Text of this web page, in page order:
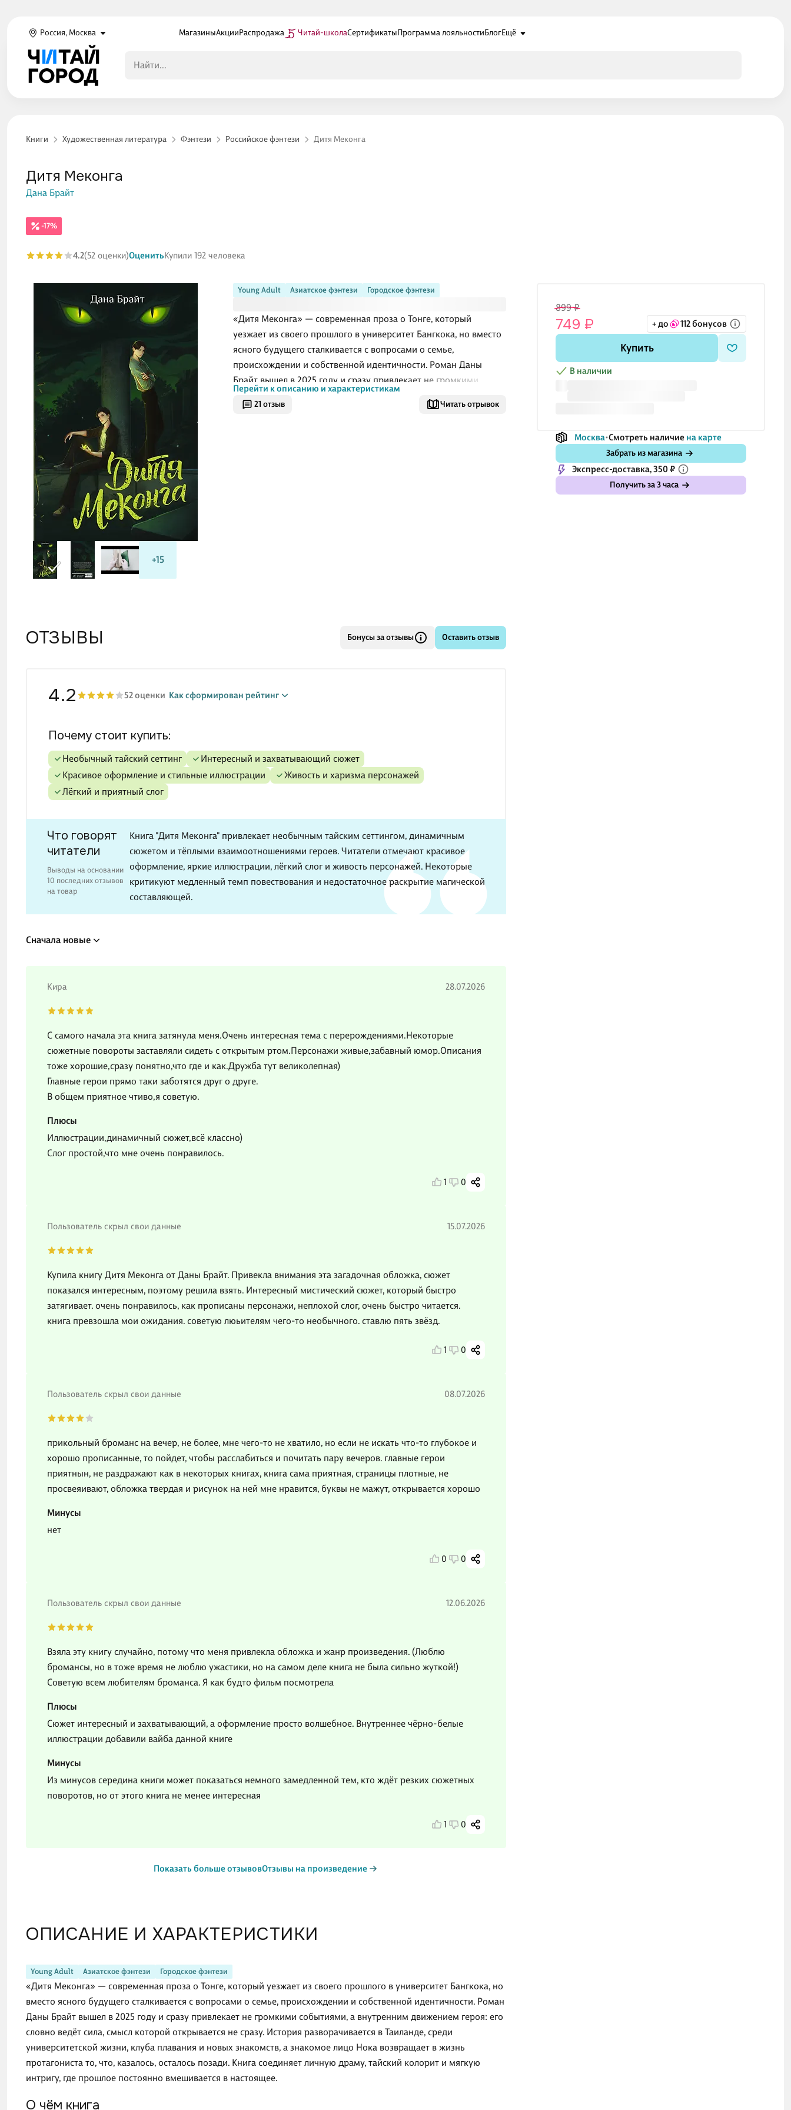
Россия, Москва МагазиныАкцииРаспродажа Читай-школаСертификатыПрограмма лояльностиБлогЕщё
Книги Художественная литература Фэнтези Российское фэнтези Дитя Меконга
+15
21 отзыв Читать отрывок
Young Adult Азиатское фэнтези Городское фэнтези
«Дитя Меконга» — современная проза о Тонге, который
уезжает из своего прошлого в университет Бангкока, но вместо
ясного будущего сталкивается с вопросами о семье,
происхождении и собственной идентичности. Роман Даны
Брайт вышел в 2025 году и сразу привлекает не громкими
событиями, а внутренним движением героя: его словно ведёт
сила, смысл которой открывается не сразу. История
Перейти к описанию и характеристикам
-17%
Дитя Меконга
Дана Брайт
4.2(52 оценки)ОценитьКупили 192 человека
899 ₽
749 ₽ + до 112 бонусов
Купить
В наличии
Москва Смотреть наличие на карте
Забрать из магазина
Экспресс-доставка, 350 ₽
Получить за 3 часа
ОПИСАНИЕ И ХАРАКТЕРИСТИКИ
Young Adult Азиатское фэнтези Городское фэнтези
«Дитя Меконга» — современная проза о Тонге, который уезжает из своего прошлого в университет Бангкока, но
вместо ясного будущего сталкивается с вопросами о семье, происхождении и собственной идентичности. Роман
Даны Брайт вышел в 2025 году и сразу привлекает не громкими событиями, а внутренним движением героя: его
словно ведёт сила, смысл которой открывается не сразу. История разворачивается в Таиланде, среди
университетской жизни, клуба плавания и новых знакомств, а знакомое лицо Нока возвращает в жизнь
протагониста то, что, казалось, осталось позади. Книга соединяет личную драму, тайский колорит и мягкую
интригу, где прошлое постоянно вмешивается в настоящее.
О чём книга
ОТЗЫВЫ Бонусы за отзывы Оставить отзыв
4.2 52 оценки Как сформирован рейтинг
Почему стоит купить:
Необычный тайский сеттинг
Интересный и захватывающий сюжет
Красивое оформление и стильные иллюстрации
Живость и харизма персонажей
Лёгкий и приятный слог
Что говорят
читатели
Выводы на основании
10 последних отзывов
на товар
Книга "Дитя Меконга" привлекает необычным тайским сеттингом, динамичным
сюжетом и тёплыми взаимоотношениями героев. Читатели отмечают красивое
оформление, яркие иллюстрации, лёгкий слог и живость персонажей. Некоторые
критикуют медленный темп повествования и недостаточное раскрытие магической
составляющей.
Сначала новые
Кира 28.07.2026
С самого начала эта книга затянула меня.Очень интересная тема с перерождениями.Некоторые
сюжетные повороты заставляли сидеть с открытым ртом.Персонажи живые,забавный юмор.Описания
тоже хорошие,сразу понятно,что где и как.Дружба тут великолепная)
Главные герои прямо таки заботятся друг о друге.
В общем приятное чтиво,я советую.
Плюсы
Иллюстрации,динамичный сюжет,всё классно)
Слог простой,что мне очень понравилось.
1 0
Пользователь скрыл свои данные 15.07.2026
Купила книгу Дитя Меконга от Даны Брайт. Привекла внимания эта загадочная обложка, сюжет
показался интересным, поэтому решила взять. Интересный мистический сюжет, который быстро
затягивает. очень понравилось, как прописаны персонажи, неплохой слог, очень быстро читается.
книга превзошла мои ожидания. советую люьителям чего-то необычного. ставлю пять звёзд.
1 0
Пользователь скрыл свои данные 08.07.2026
прикольный броманс на вечер, не более, мне чего-то не хватило, но если не искать что-то глубокое и
хорошо прописанные, то пойдет, чтобы расслабиться и почитать пару вечеров. главные герои
приятнын, не раздражают как в некоторых книгах, книга сама приятная, страницы плотные, не
просвеяивают, обложка твердая и рисунок на ней мне нравится, буквы не мажут, открывается хорошо
Минусы
нет
0 0
Пользователь скрыл свои данные 12.06.2026
Взяла эту книгу случайно, потому что меня привлекла обложка и жанр произведения. (Люблю
бромансы, но в тоже время не люблю ужастики, но на самом деле книга не была сильно жуткой!)
Советую всем любителям броманса. Я как будто фильм посмотрела
Плюсы
Сюжет интересный и захватывающий, а оформление просто волшебное. Внутреннее чёрно-белые
иллюстрации добавили вайба данной книге
Минусы
Из минусов середина книги может показаться немного замедленной тем, кто ждёт резких сюжетных
поворотов, но от этого книга не менее интересная
1 0
Показать больше отзывовОтзывы на произведение